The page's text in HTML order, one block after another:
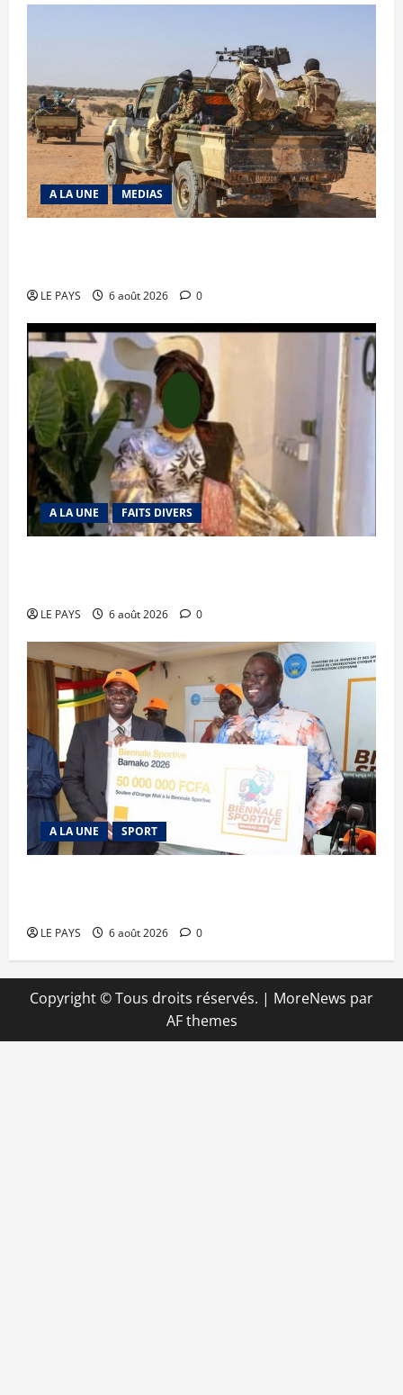
A LA UNE MEDIAS
LE PAYS 6 août 2026 0
A LA UNE FAITS DIVERS
LE PAYS 6 août 2026 0
A LA UNE SPORT
LE PAYS 6 août 2026 0
Copyright © Tous droits réservés. | MoreNews par
AF themes